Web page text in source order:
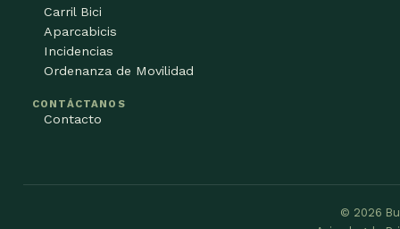
Carril Bici
Aparcabicis
Incidencias
Ordenanza de Movilidad
CONTÁCTANOS
Contacto
© 2026